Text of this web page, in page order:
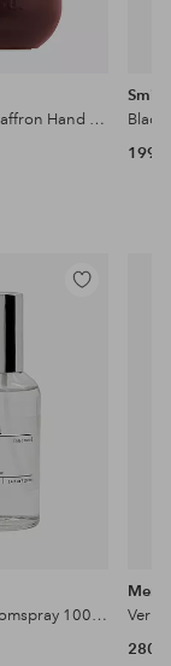
Black Oud & Saffron Hand & Body Wash 400 ml
199
Legg
Lilac Muse Roomspray 100 Ml
280